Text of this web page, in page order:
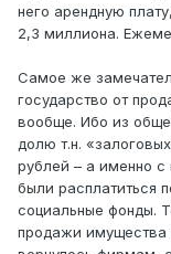
него арендную
2,3 миллиона.
Самое же
государство от
вообще. Ибо из
долю т.н.
рублей – а именно
были расплатиться
социальные фонды.
продажи имущества